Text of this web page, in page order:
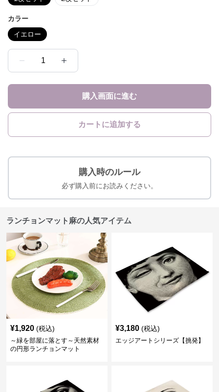
カラー
イエロー
1
購入画面に進む
カートに追加する
購入時のルール
必ず購入前にお読みください。
ランチョンマット麻の人気アイテム
¥1,920 (税込)
～緑を部屋に落とす～天然素材
の円形ランチョンマット
¥3,180 (税込)
エッジアートシリーズ【挑発】